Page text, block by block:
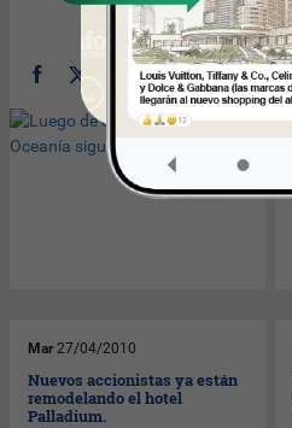
Mar 27/04/2010
Nuevos accionistas ya están
remodelando el hotel
Palladium.